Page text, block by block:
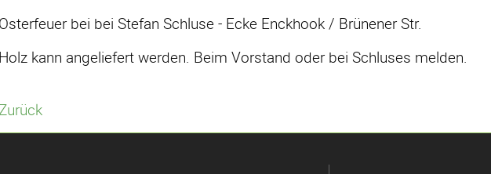
Osterfeuer bei bei Stefan Schluse - Ecke Enckhook / Brünener Str.
Holz kann angeliefert werden. Beim Vorstand oder bei Schluses melden.